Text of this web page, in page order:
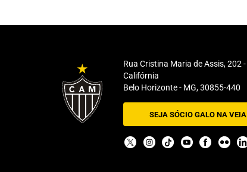
Rua Cristina Maria de Assis, 202 -
Califórnia
Belo Horizonte - MG, 30855-440
SEJA SÓCIO GALO NA VEIA